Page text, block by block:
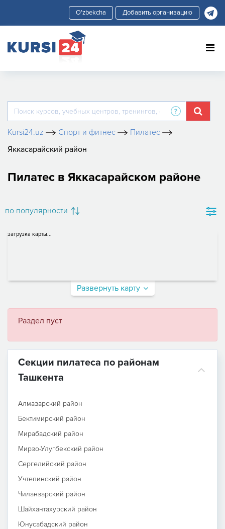
Добавить организацию
Kursi24.uz Спорт и фитнес
Пилатес
Яккасарайский район
Пилатес в Яккасарайском районе
по популярности
загрузка карты...
Развернуть карту
Раздел пуст
Секции пилатеса по районам
Ташкента
Алмазарский район
Бектимирский район
Мирабадский район
Мирзо-Улугбекский район
Сергелийский район
Учтепинский район
Чиланзарский район
Шайхантахурский район
Юнусабадский район